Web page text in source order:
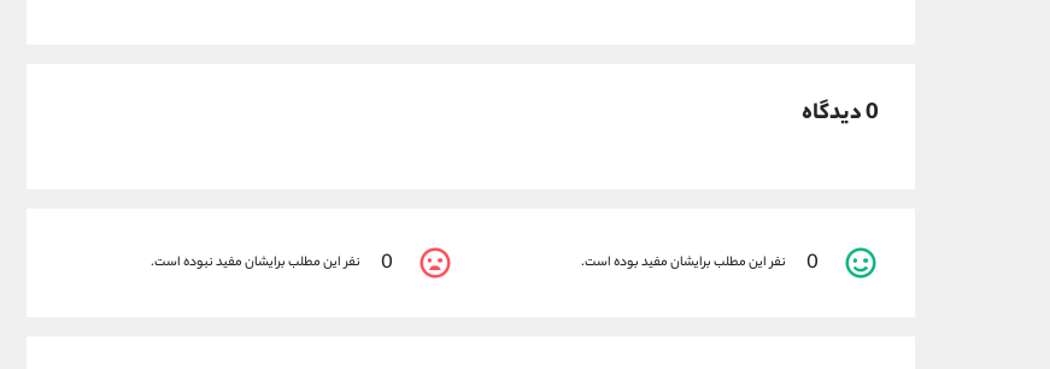
0 دیدگاه
0 نفر این مطلب برایشان مفید بوده است. 0 نفر این مطلب برایشان مفید نبوده است.